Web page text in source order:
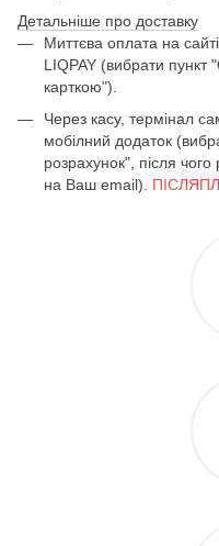
Детальніше про доставку
Миттєва оплата на
LIQPAY (вибрати пункт
карткою").
Через касу, термінал
мобілний додаток
розрахунок", після чого
на Ваш email).